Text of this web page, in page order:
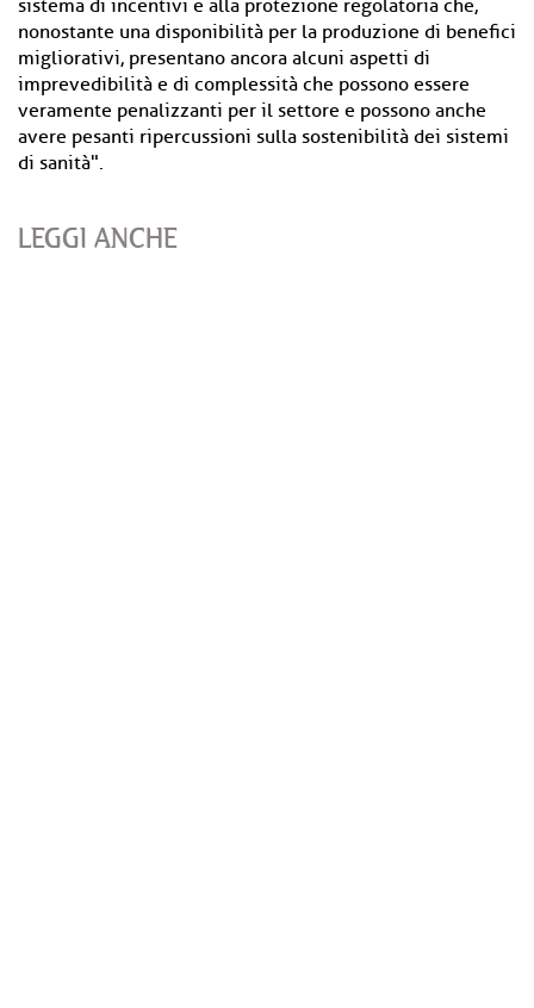
sistema di incentivi e alla protezione regolatoria che,
nonostante una disponibilità per la produzione di benefici
migliorativi, presentano ancora alcuni aspetti di
imprevedibilità e di complessità che possono essere
veramente penalizzanti per il settore e possono anche
avere pesanti ripercussioni sulla sostenibilità dei sistemi
di sanità".
LEGGI ANCHE